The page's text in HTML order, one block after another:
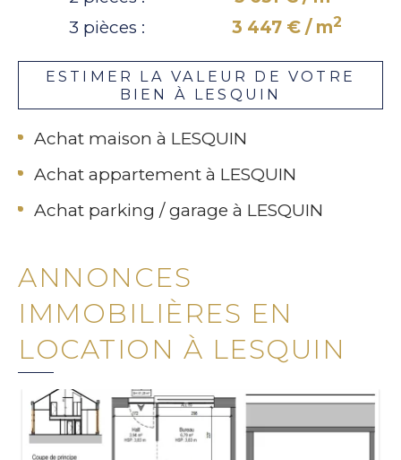
3 pièces : 3 447 € / m2
ESTIMER LA VALEUR DE VOTRE
BIEN À LESQUIN
Achat maison à LESQUIN
Achat appartement à LESQUIN
Achat parking / garage à LESQUIN
ANNONCES
IMMOBILIÈRES EN
LOCATION À LESQUIN